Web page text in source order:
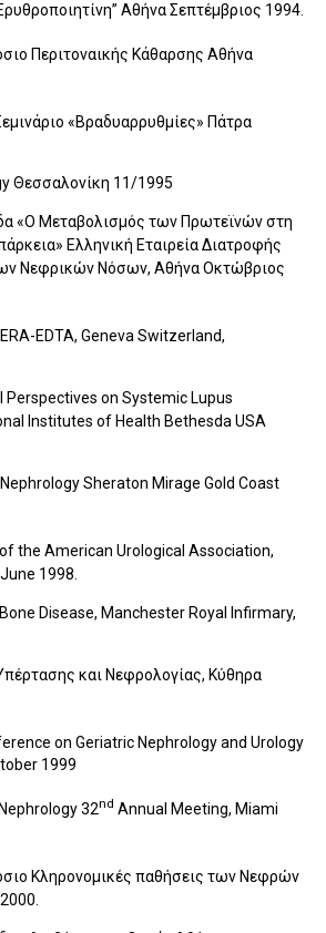
Αθήνα Σεπτέμβριος 1994.
Περιτοναικής Κάθαρσης Αθήνα
«Βραδυαρρυθμίες» Πάτρα
Θεσσαλονίκη 11/1995
«Ο Μεταβολισμός των Πρωτεϊνών στη
Ελληνική Εταιρεία Διατροφής
Νεφρικών Νόσων, Αθήνα Οκτώβριος
EDTA, Geneva Switzerland,
Perspectives on Systemic Lupus
Institutes of Health Bethesda USA
Sheraton Mirage Gold Coast
the American Urological Association,
1998.
Disease, Manchester Royal Infirmary,
και Νεφρολογίας, Κύθηρα
on Geriatric Nephrology and Urology
1999
32nd Annual Meeting, Miami
Κληρονομικές παθήσεις των Νεφρών